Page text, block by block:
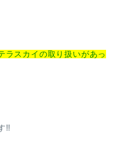
ラスカイの取り扱いがあっ
!!